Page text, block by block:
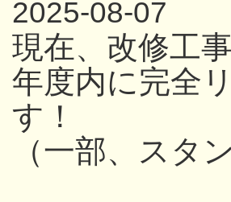
2025-08-07
現在、改修工
年度内に完全
す！
（一部、スタ